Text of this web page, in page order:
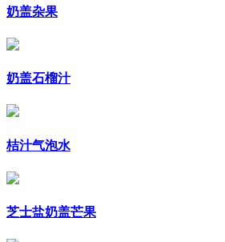
奶盖杂果
奶盖石榴汁
桔汁气泡水
芝士盐奶盖芒果